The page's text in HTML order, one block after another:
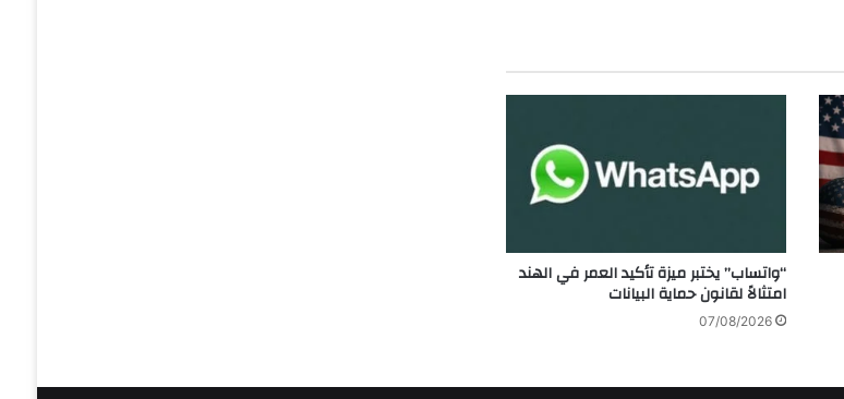
“واتساب” يختبر ميزة تأكيد العمر في الهند
امتثالاً لقانون حماية البيانات
07/08/2026